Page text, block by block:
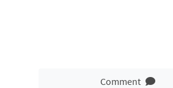
Comment